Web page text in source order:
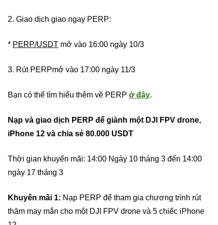
2. Giao dịch giao ngay PERP:
* PERP/USDT mở vào 16:00 ngày 10/3
3. Rút PERPmở vào 17:00 ngày 11/3
Bạn có thể tìm hiểu thêm về PERP ở đây.
Nạp và giao dịch PERP để giành một DJI FPV drone,
iPhone 12 và chia sẻ 80.000 USDT
Thời gian khuyến mãi: 14:00 Ngày 10 tháng 3 đến 14:00
ngày 17 tháng 3
Khuyến mãi 1: Nạp PERP để tham gia chương trình rút
thăm may mắn cho một DJI FPV drone và 5 chiếc iPhone